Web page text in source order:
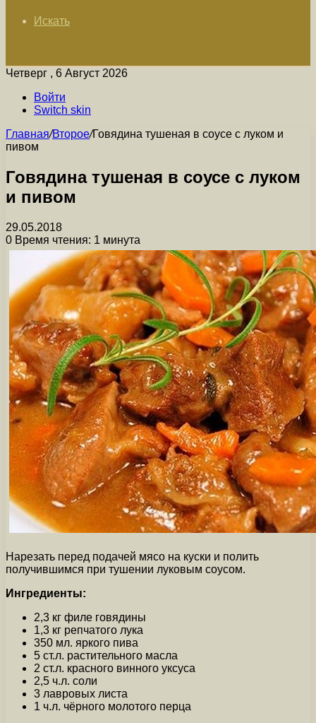
Искать
Четверг , 6 Август 2026
Войти
Switch skin
Главная/Второе/Говядина тушеная в соусе с луком и
пивом
Говядина тушеная в соусе с луком
и пивом
29.05.2018
0 Время чтения: 1 минута
Нарезать перед подачей мясо на куски и полить
получившимся при тушении луковым соусом.
Ингредиенты:
2,3 кг филе говядины
1,3 кг репчатого лука
350 мл. яркого пива
5 ст.л. растительного масла
2 ст.л. красного винного уксуса
2,5 ч.л. соли
3 лавровых листа
1 ч.л. чёрного молотого перца